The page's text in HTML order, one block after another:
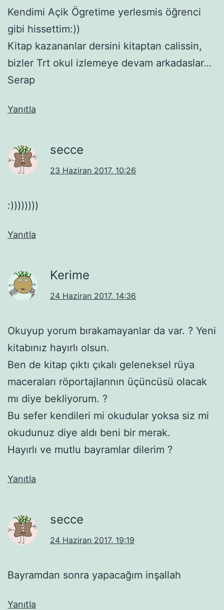
Kendimi Açik Ögretime yerlesmis öğrenci
gibi hissettim:))
Kitap kazananlar dersini kitaptan calissin,
bizler Trt okul izlemeye devam arkadaslar…
Serap
Yanıtla
secce
23 Haziran 2017, 10:26
:))))))))
Yanıtla
Kerime
24 Haziran 2017, 14:36
Okuyup yorum bırakamayanlar da var. ? Yeni
kitabınız hayırlı olsun.
Ben de kitap çıktı çıkalı geleneksel rüya
maceraları röportajlarının üçüncüsü olacak
mı diye bekliyorum. ?
Bu sefer kendileri mi okudular yoksa siz mi
okudunuz diye aldı beni bir merak.
Hayırlı ve mutlu bayramlar dilerim ?
Yanıtla
secce
24 Haziran 2017, 19:19
Bayramdan sonra yapacağım inşallah
Yanıtla